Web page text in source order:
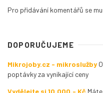
Pro přidávání komentářů se
DOPORUČUJEME
Mikrojoby.cz - mikroslužby
poptávky za vynikající ceny
Vydělejte si 10.000,- Kč